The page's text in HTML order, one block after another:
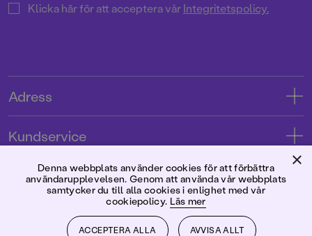
Klicka här för att acceptera vårIntegritetspolicy.
Adress
Tryckerigatan 4
Kundservice
Kontakta oss
Kundservice
Användarvillkor intressenter
Förlaget
Jobba hos oss
×
Denna webbplats använder cookies för att förbättra
användarupplevelsen. Genom att använda vår webbplats
samtycker du till alla cookies i enlighet med vår
cookiepolicy. Läs mer
ACCEPTERA ALLA AVVISA ALLT